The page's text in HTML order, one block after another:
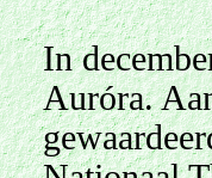
In
Auróra.